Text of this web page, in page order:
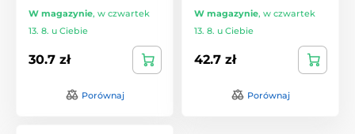
W magazynie, w czwartek
13. 8. u Ciebie
30.7 zł
Porównaj
W magazynie, w czwartek
13. 8. u Ciebie
42.7 zł
Porównaj